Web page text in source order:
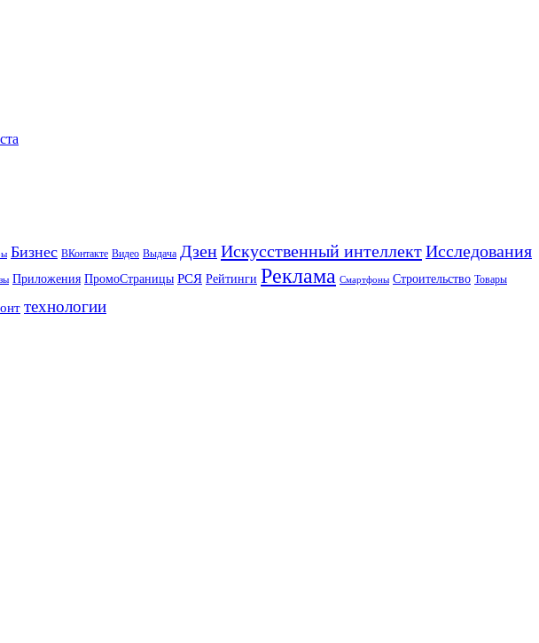
Бизнес ВКонтакте Видео Выдача ДзенИскусственный интеллектИсследования
Приложения ПромоСтраницы РСЯ Рейтинги Реклама Смартфоны Строительство Товары
технологии